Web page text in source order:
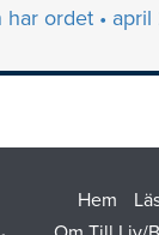
har ordet •
Hem